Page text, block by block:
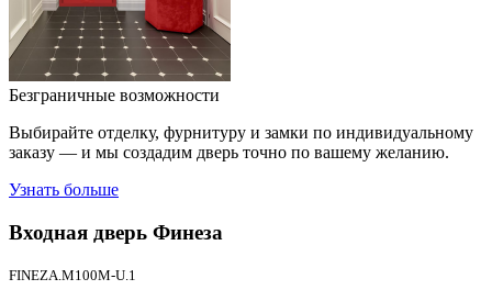
Безграничные возможности
Выбирайте отделку, фурнитуру и замки по индивидуальному
заказу — и мы создадим дверь точно по вашему желанию.
Узнать больше
Входная дверь Финеза
FINEZA.M100M-U.1